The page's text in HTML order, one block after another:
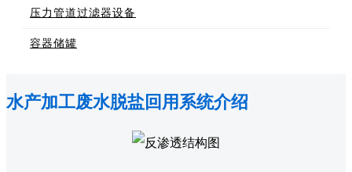
压力管道过滤器设备
容器储罐
水产加工废水脱盐回用系统介绍